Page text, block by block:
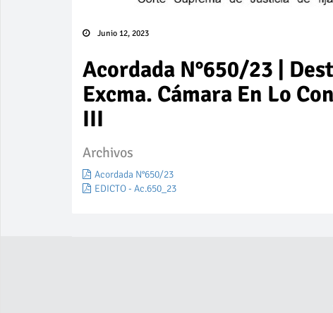
Junio 12, 2023
Acordada N°650/23 |
Excma. Cámara En Lo
III
Archivos
Acordada N°650/23
EDICTO - Ac.650_23